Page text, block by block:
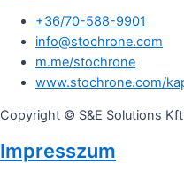
+36/70-588-9901
info@stochrone.com
m.me/stochrone
www.stochrone.com/
Copyright © S&E Solutions
Impresszum